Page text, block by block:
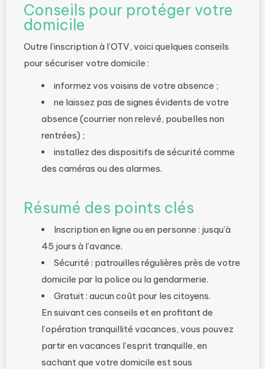
Conseils pour protéger votre
domicile
Outre l’inscription à l’OTV, voici quelques conseils
pour sécuriser votre domicile :
informez vos voisins de votre absence ;
ne laissez pas de signes évidents de votre
absence (courrier non relevé, poubelles non
rentrées) ;
installez des dispositifs de sécurité comme
des caméras ou des alarmes.
Résumé des points clés
Inscription en ligne ou en personne : jusqu’à
45 jours à l’avance.
Sécurité : patrouilles régulières près de votre
domicile par la police ou la gendarmerie.
Gratuit : aucun coût pour les citoyens.
En suivant ces conseils et en profitant de
l’opération tranquillité vacances, vous pouvez
partir en vacances l’esprit tranquille, en
sachant que votre domicile est sous